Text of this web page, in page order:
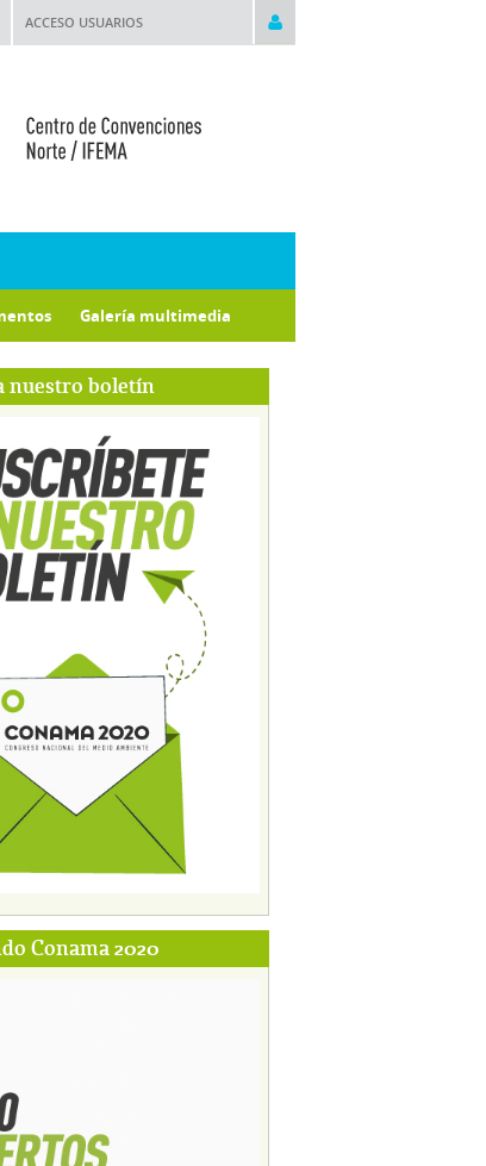
ACCESO USUARIOS
Galería multimedia
nuestro boletín
Conama 2020